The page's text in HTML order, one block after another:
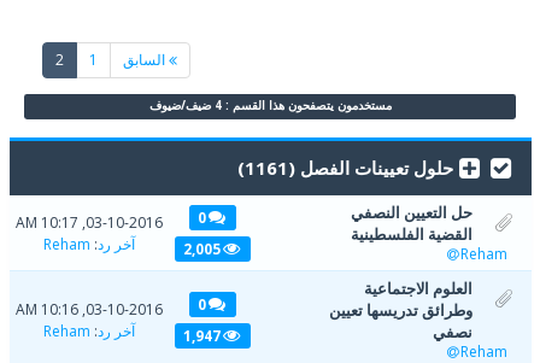
السابق 2
(current)
مستخدمون يتصفحون هذا القسم : 4 ضيف/ضيوف
حلول تعيينات الفصل (1161)
حل التعيين النصفي
القضية الفلسطينية
Reham
0
2,005
03-10-2016, 10:17 AM
آخر رد:
Reham
العلوم الاجتماعية
وطرائق تدريسها تعيين
نصفي
Reham
0
1,947
03-10-2016, 10:16 AM
آخر رد:
Reham